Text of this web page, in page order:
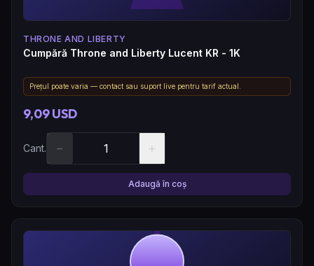
THRONE AND LIBERTY
Cumpără Throne and Liberty Lucent KR - 1K
Prețul poate varia — contact sau suport live pentru tarif actual.
9,09 USD
Cant. − +
Adaugă în coș